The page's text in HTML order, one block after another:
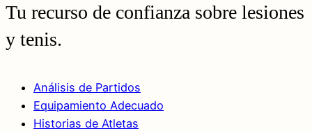
Tu recurso de confianza sobre lesiones
y tenis.
Análisis de Partidos
Equipamiento Adecuado
Historias de Atletas